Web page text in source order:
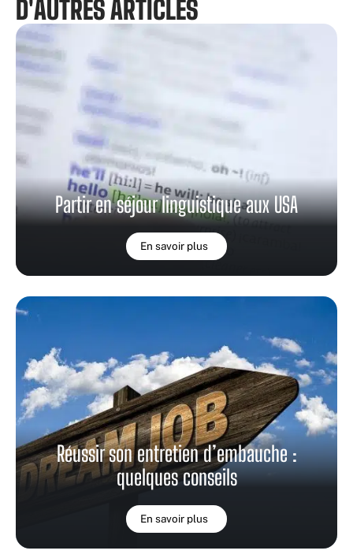
D'AUTRES ARTICLES
Partir en séjour linguistique aux USA
En savoir plus
Réussir son entretien d’embauche :
quelques conseils
En savoir plus